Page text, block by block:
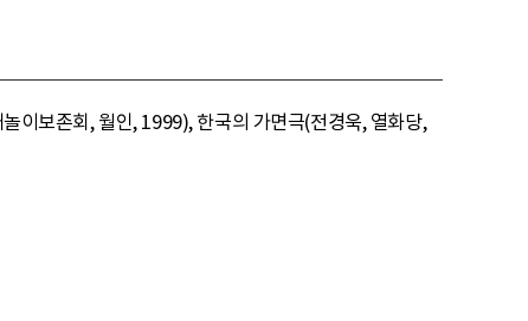
이보존회, 월인, 1999), 한국의 가면극(전경욱, 열화당,